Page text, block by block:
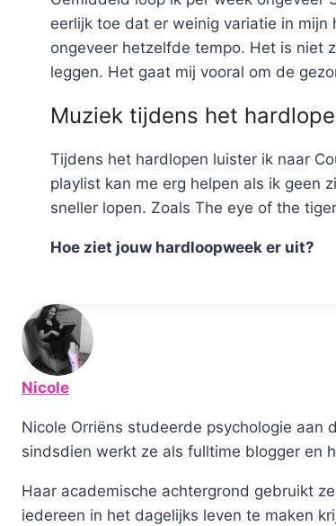
eerlijk toe dat er weinig variatie in
ongeveer hetzelfde tempo. Het is niet
leggen. Het gaat mij vooral om de
Muziek tijdens het
Tijdens het hardlopen luister ik naar
playlist kan me erg helpen als ik geen
sneller lopen. Zoals The eye of the
Hoe ziet jouw hardloopweek er uit?
Nicole
Nicole Orriëns studeerde psychologie aan
sindsdien werkt ze als fulltime blogger en
Haar academische achtergrond gebruikt
iedereen in het dagelijks leven te maken